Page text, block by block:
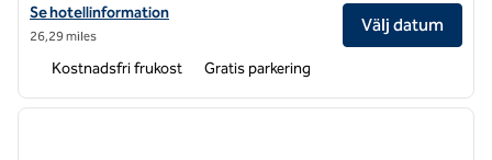
Visa hotelldetaljer för Hampton Inn Raleigh/Cary
Se hotellinformation
26,29 miles
Välj datum
Kostnadsfri frukost Gratis parkering
1 av 10
nästa